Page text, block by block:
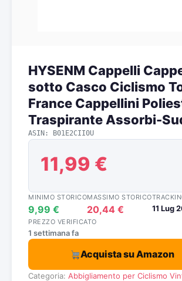
HYSENM Cappelli
sotto Casco Ciclismo
France Cappellini
Traspirante Assorbi-
ASIN: B01E2CII0U
11,99 €
MINIMO STORICO
9,99 €
MASSIMO STORICO
20,44 € 11 Lug
PREZZO VERIFICATO
1 settimana fa
Acquista su Amazon
Categoria: Abbigliamento per Ciclismo